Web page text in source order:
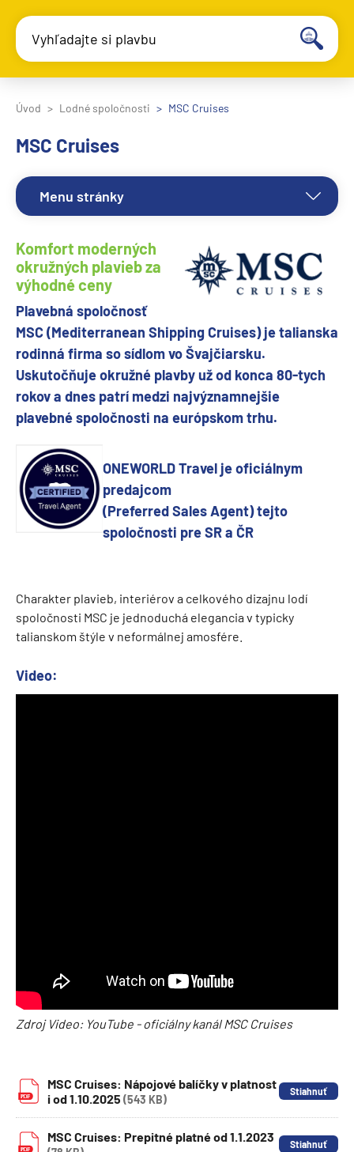
Vyhľadajte si plavbu
Úvod Lodné spoločnosti MSC Cruises
MSC Cruises
Menu stránky
Komfort moderných
okružných plavieb za
výhodné ceny
Plavebná spoločnosť
MSC (Mediterranean Shipping Cruises) je talianska
rodinná firma so sídlom vo Švajčiarsku.
Uskutočňuje okružné plavby už od konca 80-tych
rokov a dnes patrí medzi najvýznamnejšie
plavebné spoločnosti na európskom trhu.
ONEWORLD Travel je oficiálnym
predajcom
(Preferred Sales Agent) tejto
spoločnosti pre SR a ČR
Charakter plavieb, interiérov a celkového dizajnu lodí
spoločnosti MSC je jednoduchá elegancia v typicky
talianskom štýle v neformálnej amosfére.
Video:
Zdroj Video: YouTube - oficiálny kanál MSC Cruises
MSC Cruises: Nápojové balíčky v platnost
i od 1.10.2025 (543 KB)
MSC Cruises: Prepitné platné od 1.1.2023